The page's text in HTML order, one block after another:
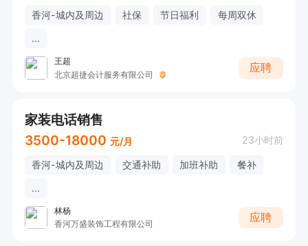
香河-城内及周边 社保 节日福利
每周双休
...
王超
北京超捷会计服务有限公司
应聘
家装电话销售
3500-18000 元/月 23小时前
香河-城内及周边 交通补助 加班补助
餐补
...
林杨
香河万盛装饰工程有限公司
应聘